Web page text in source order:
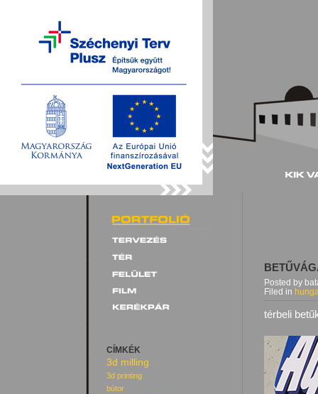
Posted by
Filed in
térbeli
CÍMKÉK
3d milling
3d printing
bútor